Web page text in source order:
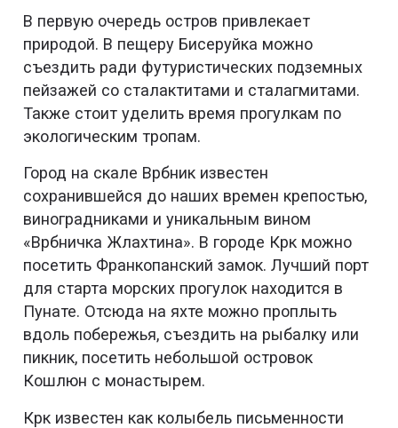
В первую очередь остров привлекает
природой. В пещеру Бисеруйка можно
съездить ради футуристических подземных
пейзажей со сталактитами и сталагмитами.
Также стоит уделить время прогулкам по
экологическим тропам.
Город на скале Врбник известен
сохранившейся до наших времен крепостью,
виноградниками и уникальным вином
«Врбничка Жлахтина». В городе Крк можно
посетить Франкопанский замок. Лучший порт
для старта морских прогулок находится в
Пунате. Отсюда на яхте можно проплыть
вдоль побережья, съездить на рыбалку или
пикник, посетить небольшой островок
Кошлюн с монастырем.
Крк известен как колыбель письменности